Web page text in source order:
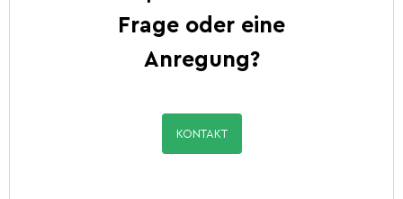
Frage oder eine
Anregung?
KONTAKT